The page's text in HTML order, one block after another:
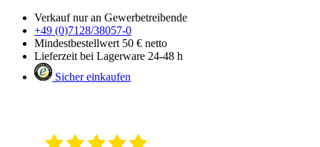
Verkauf nur an Gewerbetreibende
+49 (0)7128/38057-0
Mindestbestellwert 50 € netto
Lieferzeit bei Lagerware 24-48 h
Sicher einkaufen